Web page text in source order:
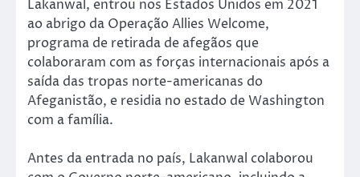
Lakanwal, entrou nos Estados Unidos em 2021
ao abrigo da Operação Allies Welcome,
programa de retirada de afegãos que
colaboraram com as forças internacionais após a
saída das tropas norte-americanas do
Afeganistão, e residia no estado de Washington
com a família.
Antes da entrada no país, Lakanwal colaborou